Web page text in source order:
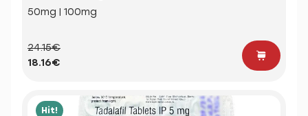
50mg | 100mg
24.15€
18.16€
Hit!